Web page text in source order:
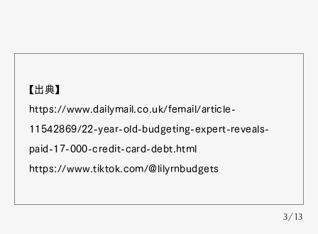
【出典】
https://www.dailymail.co.uk/femail/article-
11542869/22-year-old-budgeting-expert-reveals-
paid-17-000-credit-card-debt.html
https://www.tiktok.com/@lilyrnbudgets
3/13